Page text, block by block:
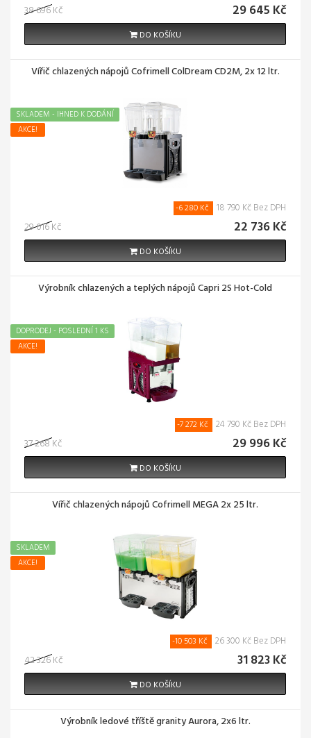
38 696 Kč 29 645 Kč
DO KOŠÍKU
Vířič chlazených nápojů Cofrimell ColDream CD2M, 2x 12 ltr.
AKCE!
SKLADEM - IHNED K DODÁNÍ
29 016 Kč
-6 280 Kč 18 790 Kč Bez DPH
22 736 Kč
DO KOŠÍKU
Výrobník chlazených a teplých nápojů Capri 2S Hot-Cold
AKCE!
DOPRODEJ - POSLEDNÍ 1 KS
37 268 Kč
-7 272 Kč 24 790 Kč Bez DPH
29 996 Kč
DO KOŠÍKU
Vířič chlazených nápojů Cofrimell MEGA 2x 25 ltr.
AKCE!
SKLADEM
42 326 Kč
-10 503 Kč 26 300 Kč Bez DPH
31 823 Kč
DO KOŠÍKU
Výrobník ledové tříště granity Aurora, 2x6 ltr.